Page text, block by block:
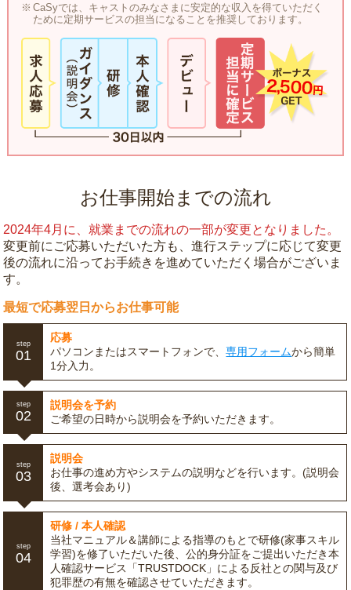
CaSyでは、キャストのみなさまに安定的な収入を得ていただく
ために定期サービスの担当になることを推奨しております。
お仕事開始までの流れ
2024年4月に、就業までの流れの一部が変更となりました。
変更前にご応募いただいた方も、進行ステップに応じて変更
後の流れに沿ってお手続きを進めていただく場合がございま
す。
最短で応募翌日からお仕事可能
step
01
応募
パソコンまたはスマートフォンで、専用フォームから簡単
1分入力。
step
02
説明会を予約
ご希望の日時から説明会を予約いただきます。
step
03
説明会
お仕事の進め方やシステムの説明などを行います。(説明会
後、選考会あり)
step
04
研修 / 本人確認
当社マニュアル＆講師による指導のもとで研修(家事スキル
学習)を修了いただいた後、公的身分証をご提出いただき本
人確認サービス「TRUSTDOCK」による反社との関与及び
犯罪歴の有無を確認させていただきます。